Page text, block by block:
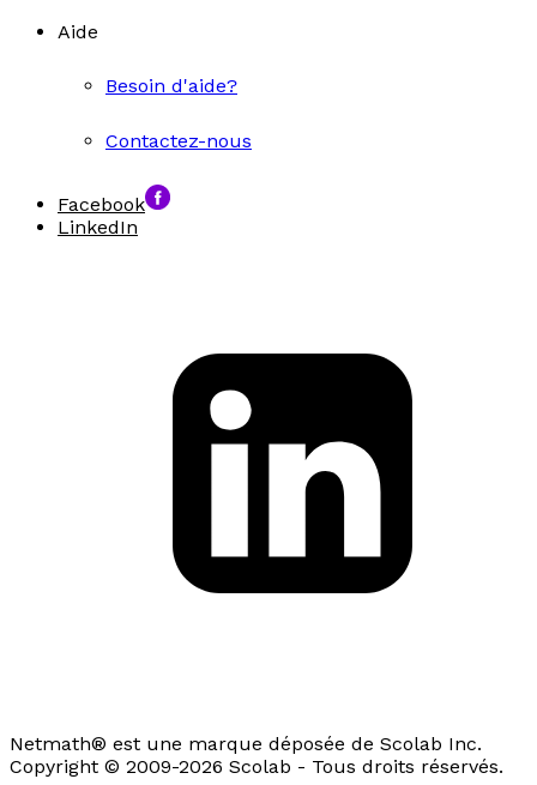
Aide
Besoin d'aide?
Contactez-nous
Facebook
LinkedIn
Netmath® est une marque déposée de Scolab Inc.
Copyright © 2009-2026 Scolab - Tous droits réservés.